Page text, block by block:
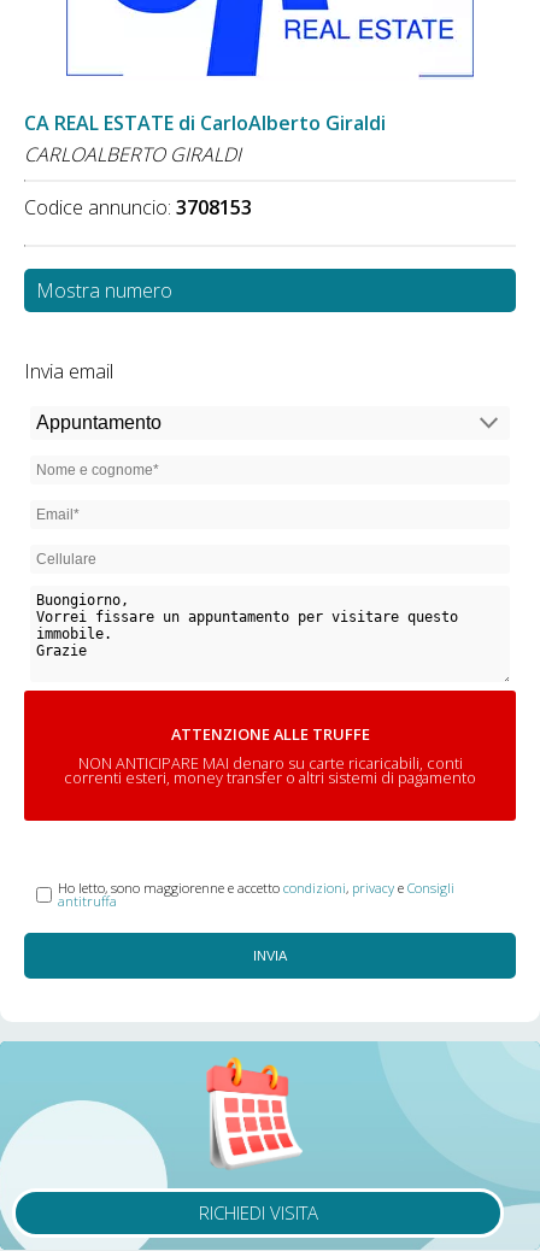
CA REAL ESTATE di CarloAlberto Giraldi
CARLOALBERTO GIRALDI
Codice annuncio: 3708153
Mostra numero
Invia email
ATTENZIONE ALLE TRUFFE
NON ANTICIPARE MAI denaro su carte ricaricabili, conti
correnti esteri, money transfer o altri sistemi di pagamento
Ho letto, sono maggiorenne e accetto condizioni, privacy e Consigli
antitruffa
INVIA
RICHIEDI VISITA